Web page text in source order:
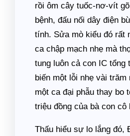
rồi ôm cây tuốc-nơ-vít
bệnh, đấu nối dây điện
tính. Sửa mò kiểu đó rất
ca chập mạch nhẹ mà
tung luôn cả con IC tổng
biến một lỗi nhẹ vài trăm
một ca đại phẫu thay bo
triệu đồng của bà con cô
Thấu hiểu sự lo lắng đó,